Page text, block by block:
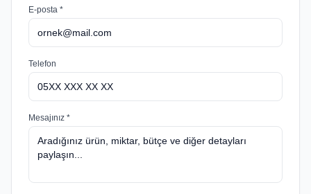
E-posta *
Telefon
Mesajınız *